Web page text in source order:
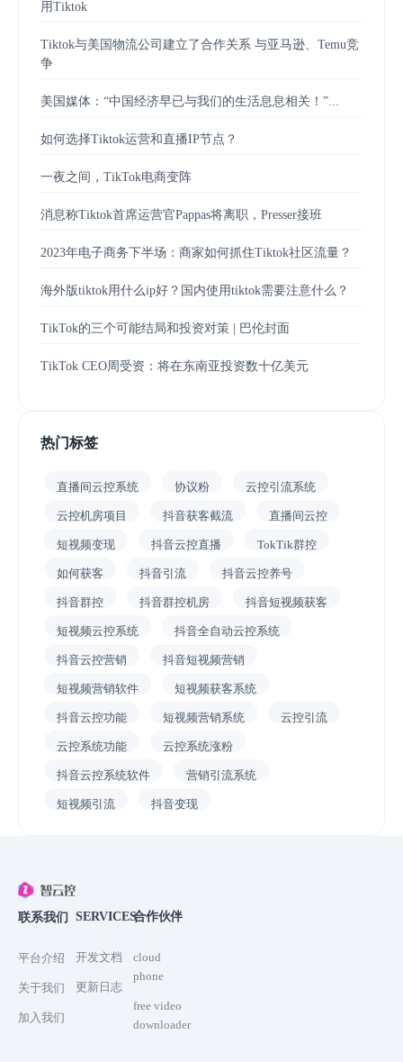
用Tiktok
Tiktok与美国物流公司建立了合作关系 与亚马逊、Temu竞
争
美国媒体：“中国经济早已与我们的生活息息相关！”...
如何选择Tiktok运营和直播IP节点？
一夜之间，TikTok电商变阵
消息称Tiktok首席运营官Pappas将离职，Presser接班
2023年电子商务下半场：商家如何抓住Tiktok社区流量？
海外版tiktok用什么ip好？国内使用tiktok需要注意什么？
TikTok的三个可能结局和投资对策 | 巴伦封面
TikTok CEO周受资：将在东南亚投资数十亿美元
热门标签
直播间云控系统 协议粉 云控引流系统
云控机房项目 抖音获客截流 直播间云控
短视频变现 抖音云控直播 TokTik群控
如何获客 抖音引流 抖音云控养号
抖音群控 抖音群控机房 抖音短视频获客
短视频云控系统 抖音全自动云控系统
抖音云控营销 抖音短视频营销
短视频营销软件 短视频获客系统
抖音云控功能 短视频营销系统 云控引流
云控系统功能 云控系统涨粉
抖音云控系统软件 营销引流系统
短视频引流 抖音变现
联系我们
平台介绍
关于我们
加入我们
SERVICES
开发文档
更新日志
合作伙伴
cloud
phone
free video
downloader